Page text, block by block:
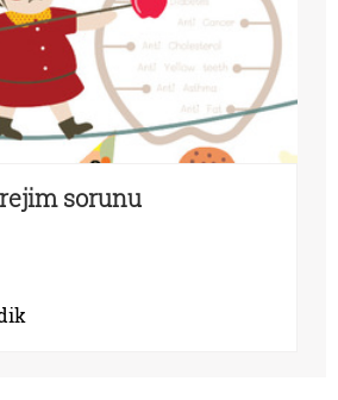
sorunu